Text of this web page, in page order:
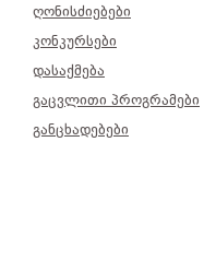
ღონისძიებები
კონკურსები
დასაქმება
გაცვლითი პროგრამები
განცხადებები